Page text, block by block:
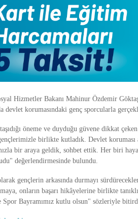
Hizmetler Bakanı Mahinur Özdemir
devlet korumasındaki genç sporcularla
öneme ve duyduğu güvene dikkat
birlikte kutladık. Devlet koruması
bir araya geldik, sohbet ettik. Her biri
değerlendirmesinde bulundu.
gençlerin arkasında durmayı
onların başarı hikâyelerine birlikte
Spor Bayramımız kutlu olsun" sözleriyle